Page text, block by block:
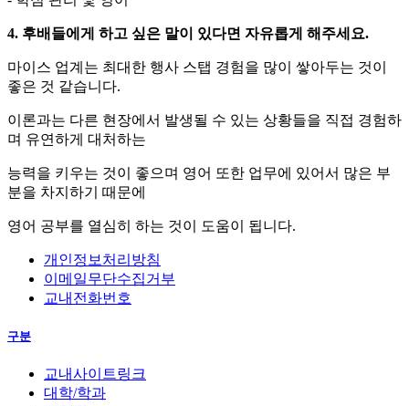
4. 후배들에게 하고 싶은 말이 있다면 자유롭게 해주세요.
마이스 업계는 최대한 행사 스탭 경험을 많이 쌓아두는 것이
좋은 것 같습니다.
이론과는 다른 현장에서 발생될 수 있는 상황들을 직접 경험하
며 유연하게 대처하는
능력을 키우는 것이 좋으며 영어 또한 업무에 있어서 많은 부
분을 차지하기 때문에
영어 공부를 열심히 하는 것이 도움이 됩니다.
개인정보처리방침
이메일무단수집거부
교내전화번호
구분
교내사이트링크
대학/학과